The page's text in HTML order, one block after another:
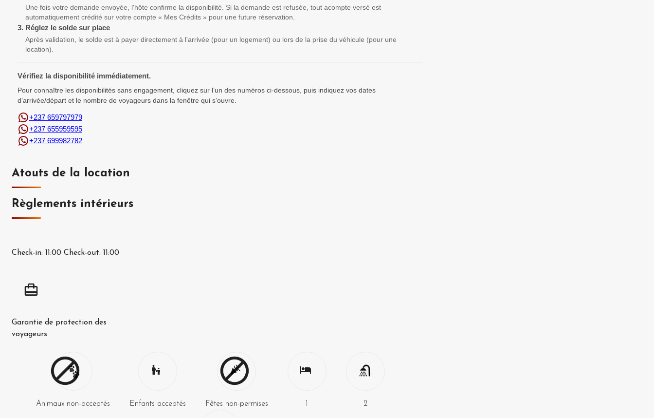
Une fois votre demande envoyée, l'hôte confirme la disponibilité. Si la demande est refusée, tout acompte versé est
automatiquement crédité sur votre compte « Mes Crédits » pour une future réservation.
3. Réglez le solde sur place
Après validation, le solde est à payer directement à l'arrivée (pour un logement) ou lors de la prise du véhicule (pour une
location).
Vérifiez la disponibilité immédiatement.
Pour connaître les disponibilités sans engagement, cliquez sur l’un des numéros ci-dessous, puis indiquez vos dates
d’arrivée/départ et le nombre de voyageurs dans la fenêtre qui s’ouvre.
+237 659797979
+237 655959595
+237 699982782
Atouts de la location
Règlements intérieurs
Check-in: 11:00 Check-out: 11:00
Garantie de protection des
voyageurs
Animaux non-acceptés Enfants acceptés Fêtes non-permises 2